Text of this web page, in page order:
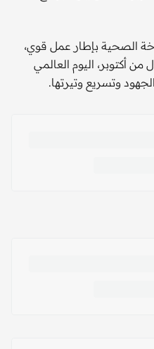
الصحية بإطار عمل قوي،
من أكتوبر، اليوم العالمي
وتسريع وتيرتها.